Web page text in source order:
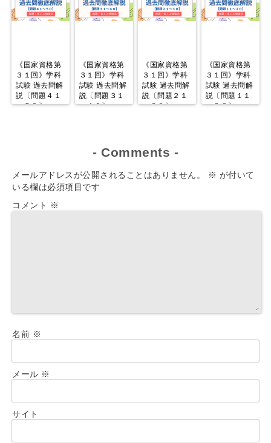
《国家資格第
３１回》学科
試験 過去問解
説〔問題４１
～５０〕
《国家資格第
３１回》学科
試験 過去問解
説〔問題３１
～４０〕
《国家資格第
３１回》学科
試験 過去問解
説〔問題２１
～３０〕
《国家資格第
３１回》学科
試験 過去問解
説〔問題１１
～２０〕
- Comments -
メールアドレスが公開されることはありません。 ※ が付いて
いる欄は必須項目です
コメント
※
名前 ※
メール ※
サイト